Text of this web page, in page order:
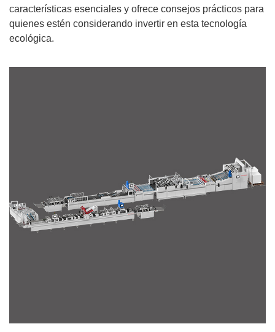
características esenciales y ofrece consejos prácticos para
quienes estén considerando invertir en esta tecnología
ecológica.